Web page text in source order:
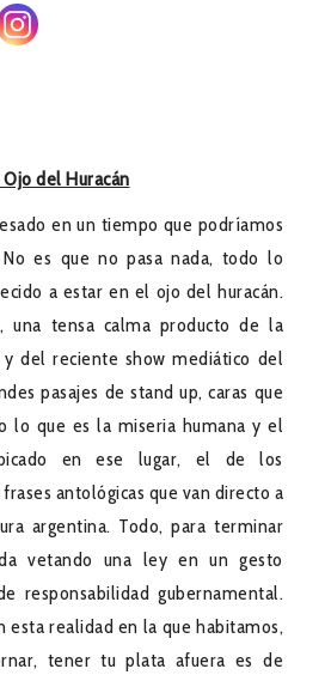
Ojo del Huracán
en un tiempo que podríamos
es que no pasa nada, todo lo
a estar en el ojo del huracán.
una tensa calma producto de la
del reciente show mediático del
pasajes de stand up, caras que
lo que es la miseria humana y el
en ese lugar, el de los
antológicas que van directo a
argentina. Todo, para terminar
vetando una ley en un gesto
responsabilidad gubernamental.
esta realidad en la que habitamos,
tener tu plata afuera es de